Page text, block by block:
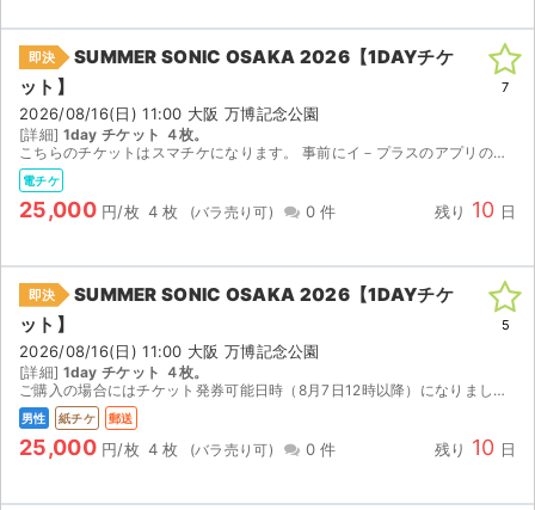
即決
SUMMER SONIC OSAKA 2026【1DAYチケ
ット】
2026/08/16(日) 11:00 大阪 万博記念公園
[詳細] 1day チケット ４枚。
こちらのチケットはスマチケになります。 事前にイ－プラスのアプリのインストールをお済ませください。 ご購入の場合にはイ－プラスのアプリに登録済みのメ－ルアドレス（複数枚ご購入の場合には複数人分...
電チケ
25,000 円/枚 4 枚 0 件 残り 10 日
7
即決
SUMMER SONIC OSAKA 2026【1DAYチケ
ット】
2026/08/16(日) 11:00 大阪 万博記念公園
[詳細] 1day チケット ４枚。
ご購入の場合にはチケット発券可能日時（8月7日12時以降）になりましたら、レターパックプラス（速達扱い）にて発送させていただきます。通常、発送日の翌日には到着いたします。 サマソニは雨天決行、...
男性 紙チケ 郵送
25,000 円/枚 4 枚 0 件 残り 10 日
5